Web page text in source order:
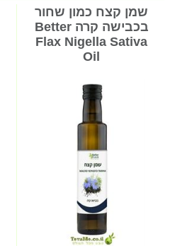
שמן קצח כמון שחור
בכבישה קרה Better
Flax Nigella Sativa
Oil